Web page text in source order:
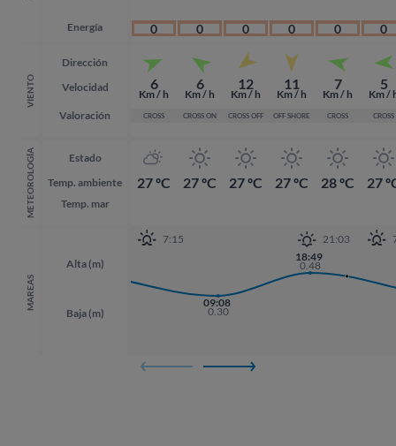
Energía
VIENTO
Dirección
Velocidad
Valoración
METEOROLOGÍA
Estado
Temp. ambiente
Temp. mar
MAREAS
Alta (m)
Baja (m)
0
6
Km / h
CROSS
27 ºC
0
6
Km / h
CROSS ON
27 ºC
0
12
Km / h
CROSS OFF
27 ºC
0
11
Km / h
OFF SHORE
27 ºC
0
7
Km / h
CROSS
28 ºC
7:15
21:03
18:13
0.46
09:08
0.30
18:49
0.48
0
5
Km /
CROSS
27
18:49
0.48